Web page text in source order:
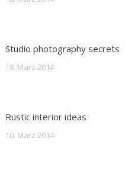
Studio photography secrets
18. März 2014
Rustic interior ideas
10. März 2014